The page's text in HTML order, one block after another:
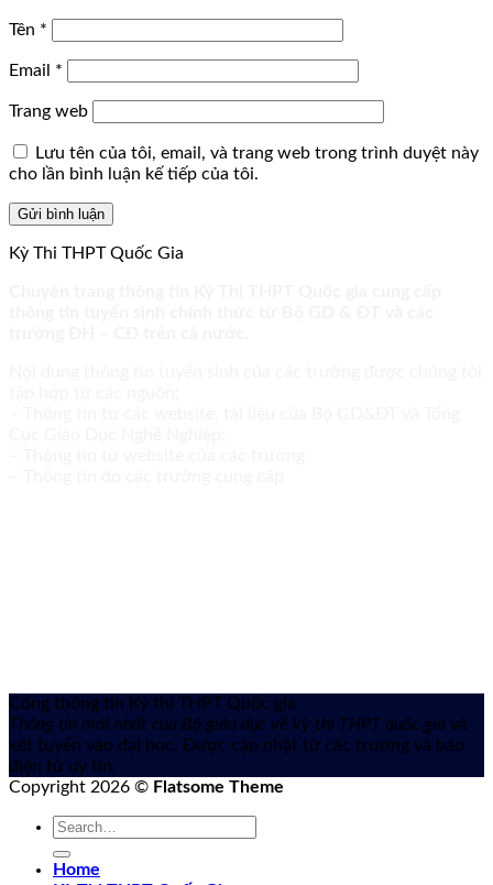
Tên *
Email *
Trang web
Lưu tên của tôi, email, và trang web trong trình duyệt này
cho lần bình luận kế tiếp của tôi.
Kỳ Thi THPT Quốc Gia
Cổng thông tin Kỳ thi THPT Quốc gia
Thông tin mới nhất của Bộ giáo dục về kỳ thi THPT quốc gia và
xét tuyển vào đại học. Được cập nhật từ các trường và báo
điện tử uy tín.
Copyright 2026 © Flatsome Theme
Home